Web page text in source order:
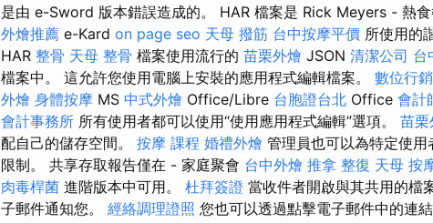
是由 e-Sword 版本錯誤造成的。 HAR 檔案是 Rick Meyers - 熱
外燴推薦 e-Kard on page seo 天母 撥筋 台中按摩平價 所使用的
HAR 整骨 天母 整骨 檔案使用流行的 苗栗外燴 JSON 清潔公司 台
檔案中。 這允許您使用電腦上安裝的應用程式編輯檔案。 數位行銷
外燴 身體按摩 MS 中式外燴 Office/Libre 台胞證台北 Office 會計
會計事務所 所有使用者都可以使用“使用應用程式編輯”選項。 苗栗
配自己的儲存空間。 按摩 課程 婚禮外燴 管理員也可以為特定使
限制。 共享存取報告僅在 - 家庭聚會 台中外燴 推拿 整復 天母 按
肉毒桿菌 進階版本中可用。 杜拜簽證 當收件者開啟與其共用的檔
子郵件通知您。 經絡調理證照 您也可以透過點擊電子郵件中的連